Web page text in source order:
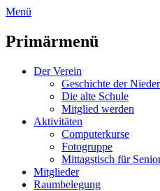
zum
überspringen
Menü
Primärmenü
Der Verein
Geschichte der
Die alte Schule
Mitglied werden
Aktivitäten
Computerkurse
Fotogruppe
Mittagstisch für
Mitglieder
Raumbelegung